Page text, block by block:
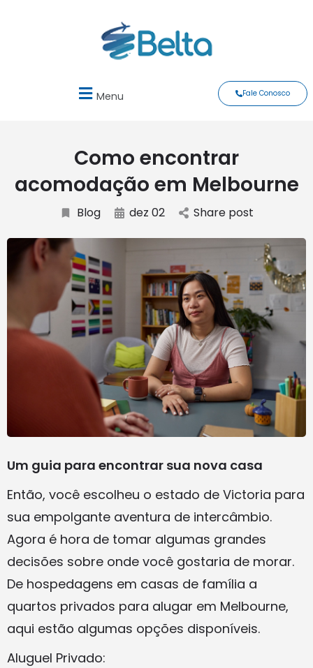
Menu Fale Conosco
Como encontrar
acomodação em Melbourne
Blog dez 02 Share post
Um guia para encontrar sua nova casa
Então, você escolheu o estado de Victoria para
sua empolgante aventura de intercâmbio.
Agora é hora de tomar algumas grandes
decisões sobre onde você gostaria de morar.
De hospedagens em casas de família a
quartos privados para alugar em Melbourne,
aqui estão algumas opções disponíveis.
Aluguel Privado: